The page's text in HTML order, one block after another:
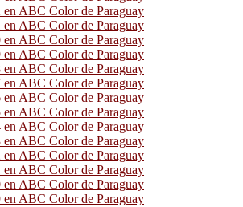
en ABC Color de Paraguay
en ABC Color de Paraguay
en ABC Color de Paraguay
en ABC Color de Paraguay
en ABC Color de Paraguay
en ABC Color de Paraguay
en ABC Color de Paraguay
en ABC Color de Paraguay
en ABC Color de Paraguay
en ABC Color de Paraguay
en ABC Color de Paraguay
en ABC Color de Paraguay
en ABC Color de Paraguay
en ABC Color de Paraguay